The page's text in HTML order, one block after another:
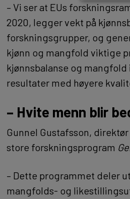
– Vi ser at EUs
2020, legger vekt på
forskningsgrupper, og
kjønn og mangfold viktige
kjønnsbalanse og
resultater med høyere
– Hvite menn blir
Gunnel Gustafsson,
store forskningsprogram
– Dette programmet deler
mangfolds- og